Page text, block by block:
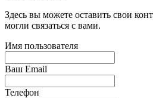
Здесь вы можете оставить свои
могли связаться с вами.
Имя пользователя
Ваш Email
Телефон